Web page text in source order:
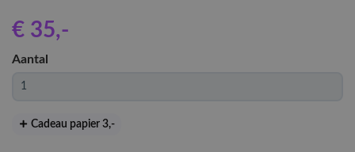
€ 35,-
Aantal
Cadeau papier 3,-